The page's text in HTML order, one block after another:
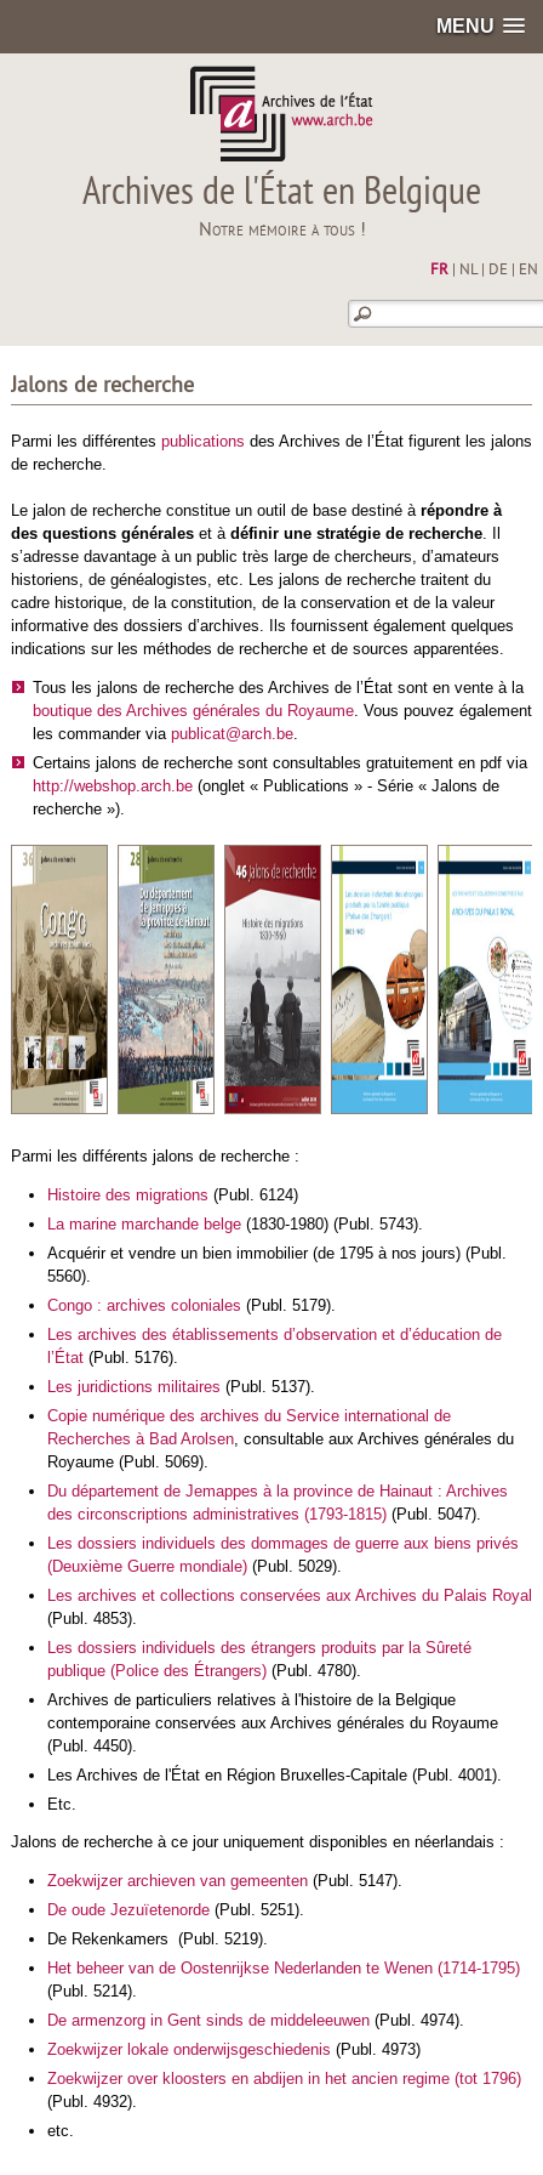
MENU
Archives de l'État en Belgique
Notre mémoire à tous !
FR| NL| DE EN
Jalons de recherche
Parmi les différentes publications des Archives de l’État figurent les jalons
de recherche.
Le jalon de recherche constitue un outil de base destiné à répondre à
des questions généraleset à définir une stratégie de recherche. Il
s’adresse davantage à un public très large de chercheurs, d’amateurs
historiens, de généalogistes, etc. Les jalons de recherche traitent du
cadre historique, de la constitution, de la conservation et de la valeur
informative des dossiers d’archives. Ils fournissent également quelques
indications sur les méthodes de recherche et de sources apparentées.
Tous les jalons de recherche des Archives de l’État sont en vente à la
boutique des Archives générales du Royaume. Vous pouvez également
les commander via publicat@arch.be.
Certains jalons de recherche sont consultables gratuitement en pdf via
http://webshop.arch.be(onglet « Publications » - Série « Jalons de
recherche »).
Parmi les différents jalons de recherche :
Histoire des migrations (Publ. 6124)
La marine marchande belge(1830-1980) (Publ. 5743).
Acquérir et vendre un bien immobilier (de 1795 à nos jours) (Publ.
5560).
Congo : archives coloniales (Publ. 5179).
Les archives des établissements d’observation et d’éducation de
l’État(Publ. 5176).
Les juridictions militaires (Publ. 5137).
Copie numérique des archives du Service international de
Recherches à Bad Arolsen, consultable aux Archives générales du
Royaume (Publ. 5069).
Du département de Jemappes à la province de Hainaut : Archives
des circonscriptions administratives (1793-1815)(Publ. 5047).
Les dossiers individuels des dommages de guerre aux biens privés
(Deuxième Guerre mondiale)(Publ. 5029).
Les archives et collections conservées aux Archives du Palais Royal
(Publ. 4853).
Les dossiers individuels des étrangers produits par la Sûreté
publique (Police des Étrangers) (Publ. 4780).
Archives de particuliers relatives à l'histoire de la Belgique
contemporaine conservées aux Archives générales du Royaume
(Publ. 4450).
Les Archives de l'État en Région Bruxelles-Capitale (Publ. 4001).
Etc.
Jalons de recherche à ce jour uniquement disponibles en néerlandais :
Zoekwijzer archieven van gemeenten(Publ. 5147).
De oude Jezuïetenorde(Publ. 5251).
De Rekenkamers (Publ. 5219).
Het beheer van de Oostenrijkse Nederlanden te Wenen (1714-1795)
(Publ. 5214).
De armenzorg in Gent sinds de middeleeuwen(Publ. 4974).
Zoekwijzer lokale onderwijsgeschiedenis (Publ. 4973)
Zoekwijzer over kloosters en abdijen in het ancien regime (tot 1796)
(Publ. 4932).
etc.